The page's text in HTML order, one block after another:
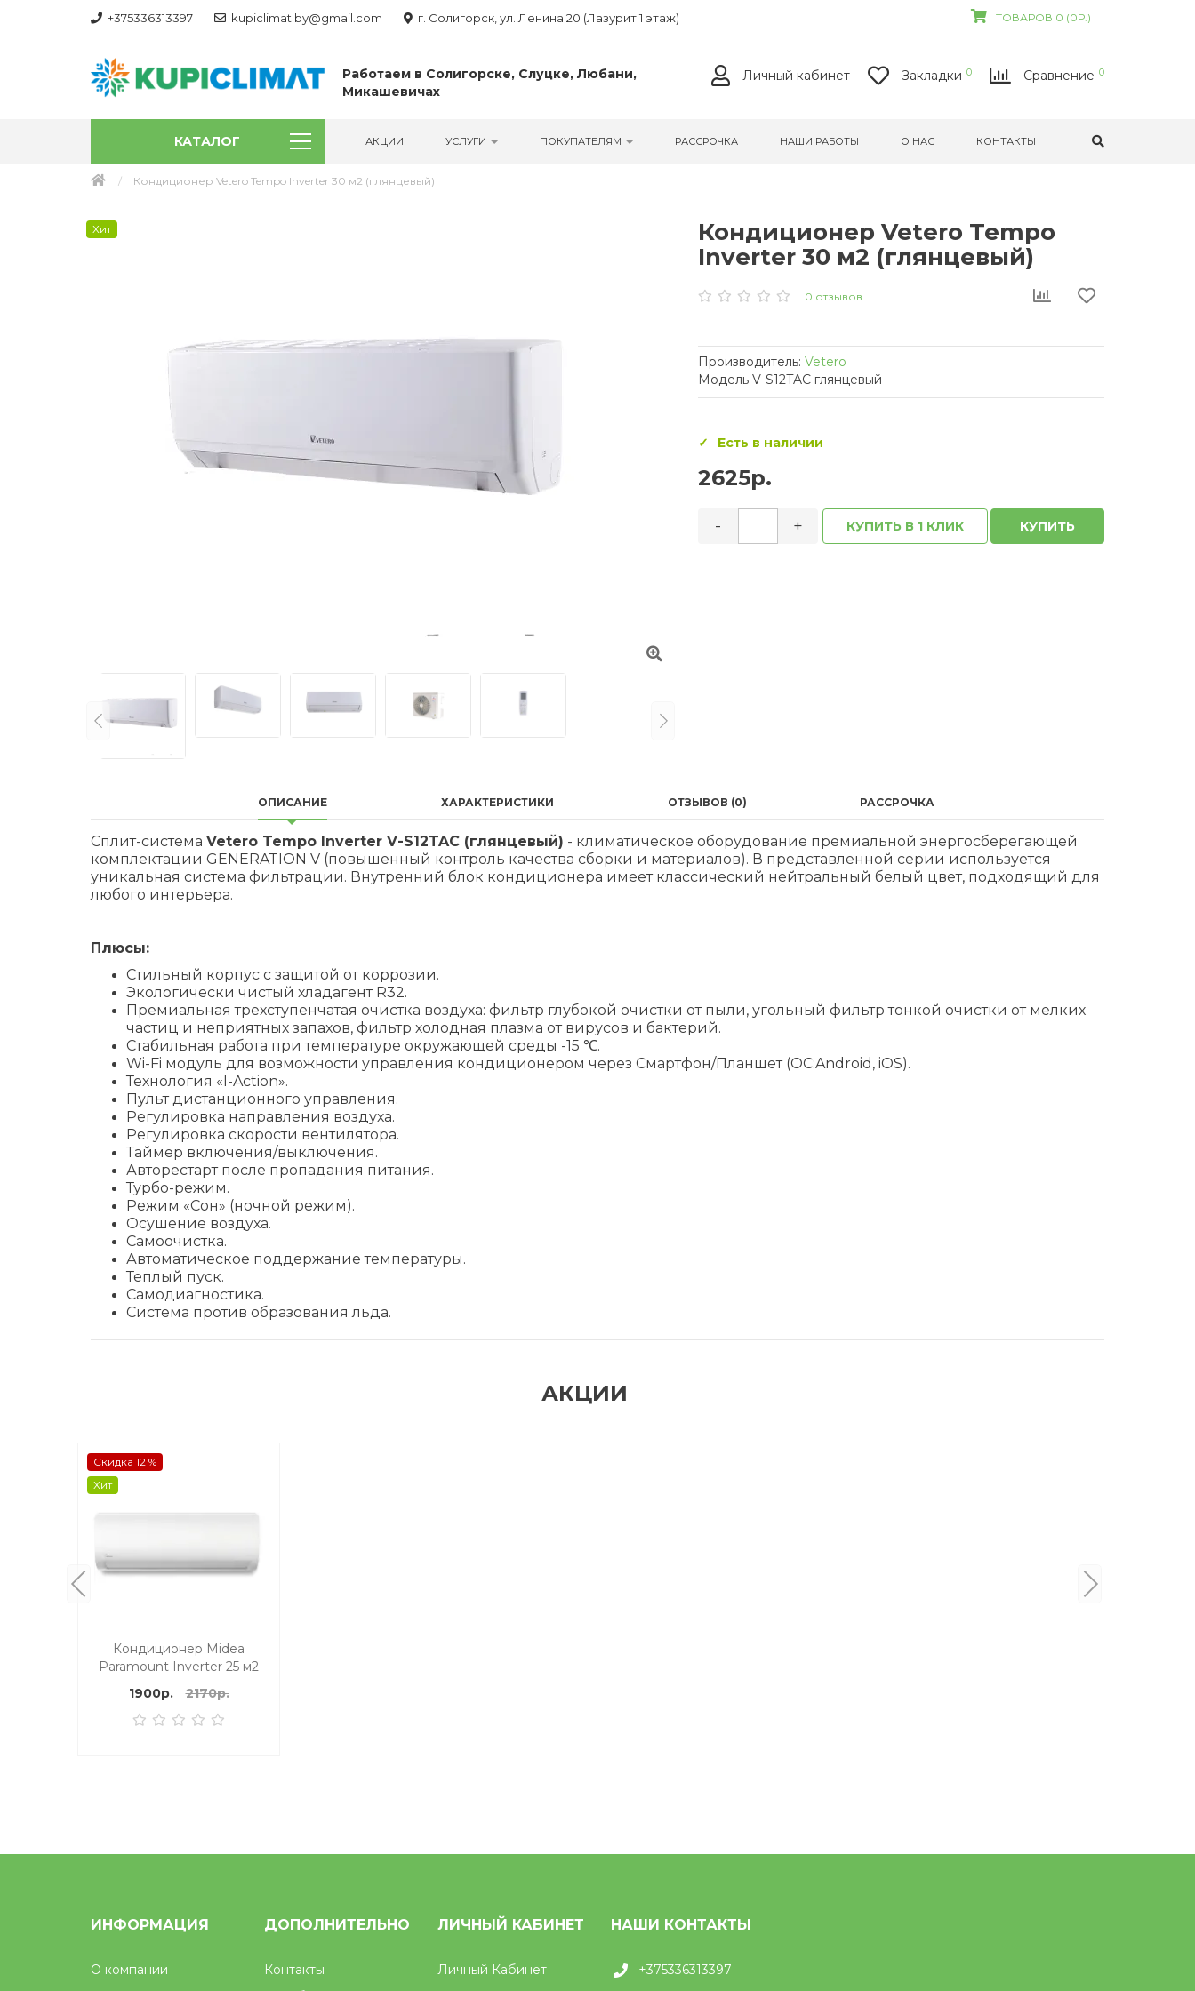
+375336313397 kupiclimat.by@gmail.com г. Солигорск, ул. Ленина 20 (Лазурит 1 этаж) ТОВАРОВ 0 (0Р.)
Работаем в Солигорске, Слуцке, Любани,
Микашевичах
Личный кабинет Закладки 0 Сравнение 0
КАТАЛОГ АКЦИИ УСЛУГИ ПОКУПАТЕЛЯМ РАССРОЧКА НАШИ РАБОТЫ О НАС КОНТАКТЫ
Кондиционер Vetero Tempo Inverter 30 м2 (глянцевый)
Хит
Кондиционер Vetero Tempo
Inverter 30 м2 (глянцевый)
0 отзывов
Производитель: Vetero
Модель V-S12TAC глянцевый
Есть в наличии
2625р.
- + КУПИТЬ В 1 КЛИК КУПИТЬ
ОПИСАНИЕ ХАРАКТЕРИСТИКИ ОТЗЫВОВ (0) РАССРОЧКА
Сплит-система Vetero Tempo Inverter V-S12TAC (глянцевый) - климатическое оборудование премиальной энергосберегающей
комплектации GENERATION V (повышенный контроль качества сборки и материалов). В представленной серии используется
уникальная система фильтрации. Внутренний блок кондиционера имеет классический нейтральный белый цвет, подходящий для
любого интерьера.
Плюсы:
Стильный корпус с защитой от коррозии.
Экологически чистый хладагент R32.
Премиальная трехступенчатая очистка воздуха: фильтр глубокой очистки от пыли, угольный фильтр тонкой очистки от мелких
частиц и неприятных запахов, фильтр холодная плазма от вирусов и бактерий.
Стабильная работа при температуре окружающей среды -15 ℃.
Wi-Fi модуль для возможности управления кондиционером через Смартфон/Планшет (ОС:Android, iOS).
Технология «I-Action».
Пульт дистанционного управления.
Регулировка направления воздуха.
Регулировка скорости вентилятора.
Таймер включения/выключения.
Авторестарт после пропадания питания.
Турбо-режим.
Режим «Сон» (ночной режим).
Осушение воздуха.
Самоочистка.
Автоматическое поддержание температуры.
Теплый пуск.
Самодиагностика.
Система против образования льда.
АКЦИИ
Скидка 12 %
Хит
Кондиционер Midea
Paramount Inverter 25 м2
1900р.
2170р.
ИНФОРМАЦИЯ
О компании
ДОПОЛНИТЕЛЬНО
Контакты
ЛИЧНЫЙ КАБИНЕТ
Личный Кабинет
НАШИ КОНТАКТЫ
+375336313397